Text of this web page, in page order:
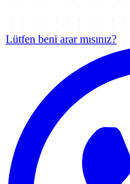
Lütfen beni arar mısınız?